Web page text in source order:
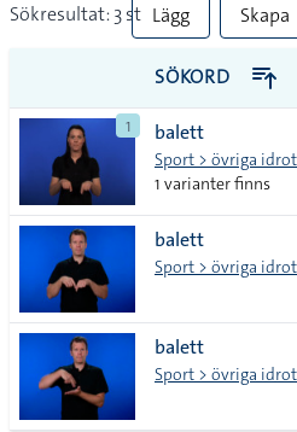
Sökresultat: 3 st Lägg
till
alla i
lista
Skapa
PDF
SÖKORD
1 balett
Sport > övriga
1 varianter finns
balett
Sport > övriga
balett
Sport > övriga